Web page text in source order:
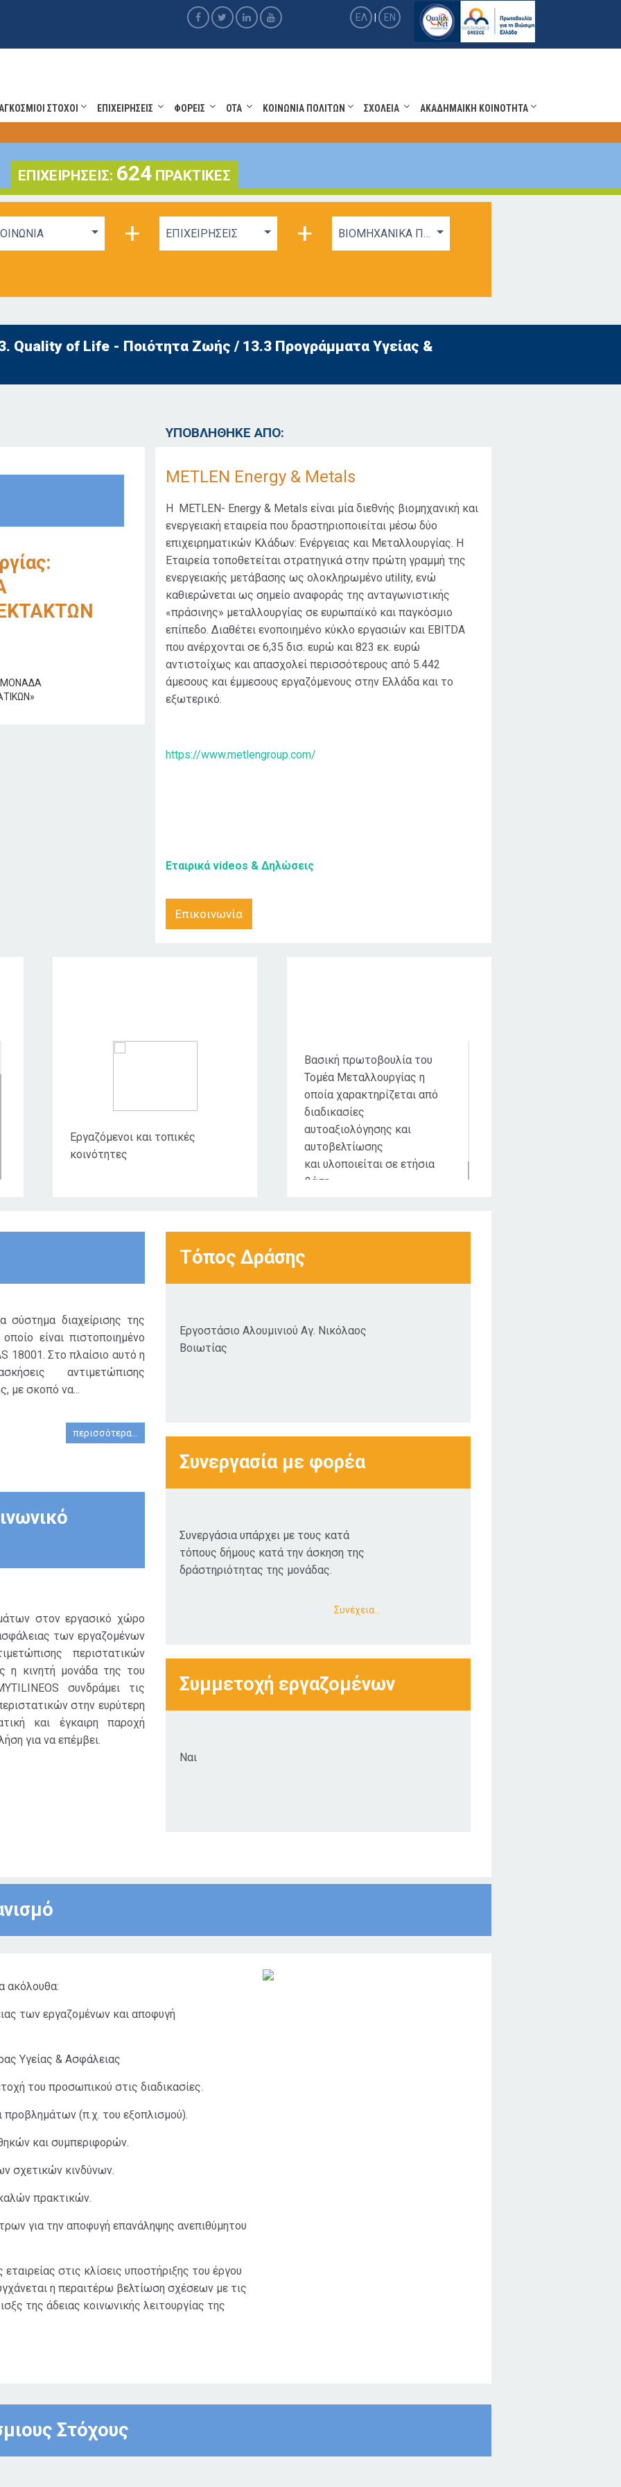
ΕΛ EN
ΣΤΟΧΟΙ ΕΠΙΧΕΙΡΗΣΕΙΣ ΦΟΡΕΙΣ OTA ΚΟΙΝΩΝΙΑ ΠΟΛΙΤΩΝ ΣΧΟΛΕΙΑ ΑΚΑΔΗΜΑΙΚΗ ΚΟΙΝΟΤΗΤΑ
ΕΠΙΧΕΙΡΗΣΕΙΣ: 624 ΠΡΑΚΤΙΚΕΣ
+ ΕΠΙΧΕΙΡΗΣΕΙΣ + ΒΙΟΜΗΧΑΝΙΚΑ ΠΡΟΪΟΝΤΑ ΚΑΙ ΥΠΗΡΕΣΙΕΣ
Quality of Life - Ποιότητα Ζωής / 13.3 Προγράμματα Υγείας &
ΥΠΟΒΛΗΘΗΚΕ ΑΠΟ:
METLEN Energy & Metals
Η METLEN- Energy & Metals είναι μία διεθνής βιομηχανική και
ενεργειακή εταιρεία που δραστηριοποιείται μέσω δύο
επιχειρηματικών Κλάδων: Ενέργειας και Μεταλλουργίας. Η
Εταιρεία τοποθετείται στρατηγικά στην πρώτη γραμμή της
ενεργειακής μετάβασης ως ολοκληρωμένο utility, ενώ
καθιερώνεται ως σημείο αναφοράς της ανταγωνιστικής
«πράσινης» μεταλλουργίας σε ευρωπαϊκό και παγκόσμιο
επίπεδο. Διαθέτει ενοποιημένο κύκλο εργασιών και EBITDA
που ανέρχονται σε 6,35 δισ. ευρώ και 823 εκ. ευρώ
αντιστοίχως και απασχολεί περισσότερους από 5.442
άμεσους και έμμεσους εργαζόμενους στην Ελλάδα και το
εξωτερικό.
https://www.metlengroup.com/
Εταιρικά videos & Δηλώσεις
Επικοινωνία
Εργαζόμενοι και τοπικές
κοινότητες
Βασική πρωτοβουλία του
Τομέα Μεταλλουργίας η
οποία χαρακτηρίζεται από
διαδικασίες
αυτοαξιολόγησης και
αυτοβελτίωσης
και υλοποιείται σε ετήσια
βάση.
σύστημα διαχείρισης της
είναι πιστοποιημένο
18001. Στο πλαίσιο αυτό η
αντιμετώπισης
με σκοπό να...
περισσότερα...
στον εργασικό χώρο
των εργαζομένων
περιστατικών
η κινητή μονάδα της του
συνδράμει τις
στην ευρύτερη
και έγκαιρη παροχή
για να επέμβει.
Τόπος Δράσης
Εργοστάσιο Αλουμινιού Αγ. Νικόλαος
Βοιωτίας
Συνεργασία με φορέα
Συνεργάσια υπάρχει με τους κατά
τόπους δήμους κατά την άσκηση της
δράστηριότητας της μονάδας.
Συνέχεια…
Συμμετοχή εργαζομένων
Ναι
ακόλουθα:
των εργαζομένων και αποφυγή
Υγείας & Ασφάλειας
του προσωπικού στις διαδικασίες.
προβλημάτων (π.χ. του εξοπλισμού).
και συμπεριφορών.
σχετικών κινδύνων.
πρακτικών.
για την αποφυγή επανάληψης ανεπιθύμητου
στις κλίσεις υποστήριξης του έργου
η περαιτέρω βελτίωση σχέσεων με τις
της άδειας κοινωνικής λειτουργίας της
Στόχους